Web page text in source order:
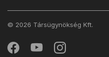
© 2026 Társügynökség Kft.